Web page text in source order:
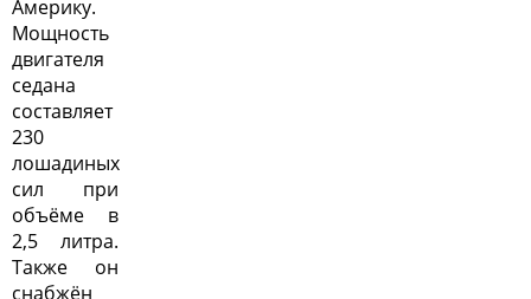
Америку.
Мощность
двигателя
седана
составляет
230
лошадиных
сил при
объёме в
2,5 литра.
Также он
снабжён